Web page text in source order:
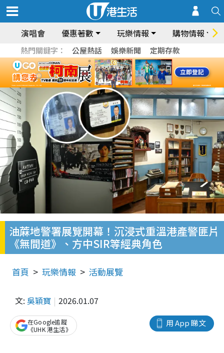
演唱會 優惠著數 玩樂情報 購物情報
熱門關鍵字： 公屋熱話 娛樂新聞 定期存款
油蔴地警署展覽開幕！沉浸式重溫港產警匪片
《無間道》、方中SIR等經典角色
首頁 玩樂情報 活動展覽
文: 吳穎寶 2026.01.07
用 App 睇文
在Google追蹤
《UHK 港生活》